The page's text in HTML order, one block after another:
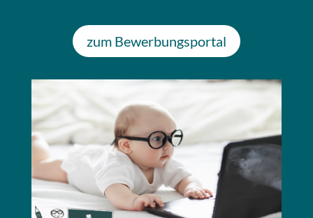
zum Bewerbungsportal